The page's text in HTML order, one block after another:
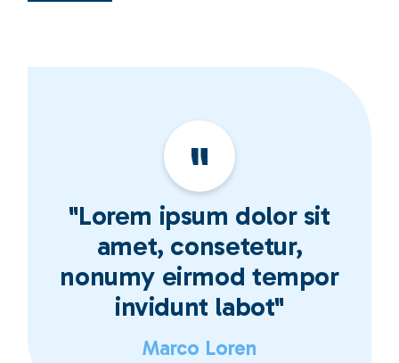
"Lorem ipsum dolor sit
amet, consetetur,
nonumy eirmod tempor
invidunt labot"
Marco Loren